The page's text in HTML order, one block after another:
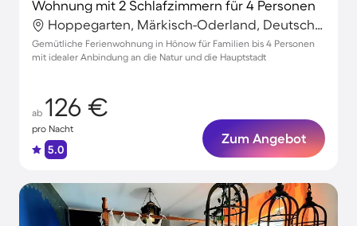
Wohnung mit 2 Schlafzimmern für 4 Personen
Hoppegarten, Märkisch-Oderland, Deutschland
Gemütliche Ferienwohnung in Hönow für Familien bis 4 Personen
mit idealer Anbindung an die Natur und die Hauptstadt
ab 126 €
pro Nacht
5.0
Zum Angebot